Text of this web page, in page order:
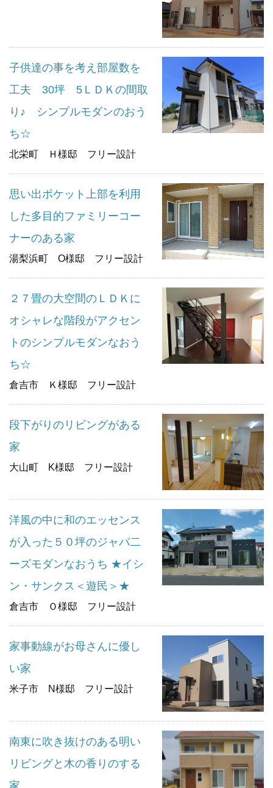
子供達の事を考え部屋数を
工夫 30坪 5ＬＤＫの間取
り♪ シンプルモダンのおう
ち☆
北栄町 Ｈ様邸 フリー設計
思い出ポケット上部を利用
した多目的ファミリーコー
ナーのある家
湯梨浜町 O様邸 フリー設計
２７畳の大空間のＬＤＫに
オシャレな階段がアクセン
トのシンプルモダンなおう
ち☆
倉吉市 Ｋ様邸 フリー設計
段下がりのリビングがある
家
大山町 K様邸 フリー設計
洋風の中に和のエッセンス
が入った５０坪のジャパ二
ーズモダンなおうち ★イシ
ン・サンクス＜遊民＞★
倉吉市 Ｏ様邸 フリー設計
家事動線がお母さんに優し
い家
米子市 N様邸 フリー設計
南東に吹き抜けのある明い
リビングと木の香りのする